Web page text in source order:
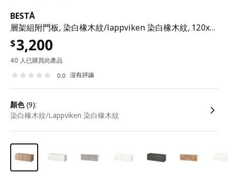
BESTÅ
層架組附門板, 染白橡木紋/lappviken 染白橡木紋, 120x42x38 公分
$3,200
40 人已購買此產品
0.0 沒有評論
顏色(9):
染白橡木紋/Lappviken 染白橡木紋